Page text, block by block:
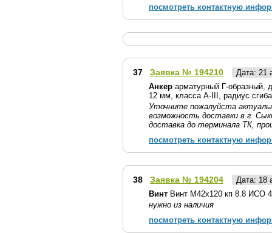
посмотреть контактную
37 Заявка № 194210
Дата: 21
Анкер арматурный Г-образный,
12 мм, класса А-III, радиус
Уточните пожалуйста
возможность доставки в г.
доставка до терминала ТК,
посмотреть контактную
38 Заявка № 194204
Дата: 18
Винт Винт М42х120 кп 8.8 ИСО
нужно из наличия
посмотреть контактную